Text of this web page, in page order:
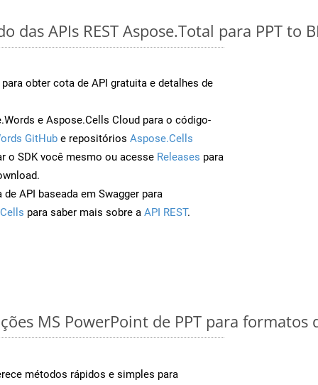
das APIs REST Aspose.Total para PPT to
para obter cota de API gratuita e detalhes de
e Aspose.Cells Cloud para o código-
GitHub e repositórios Aspose.Cells
o SDK você mesmo ou acesse Releases para
API baseada em Swagger para
para saber mais sobre a API REST.
MS PowerPoint de PPT para formatos
métodos rápidos e simples para